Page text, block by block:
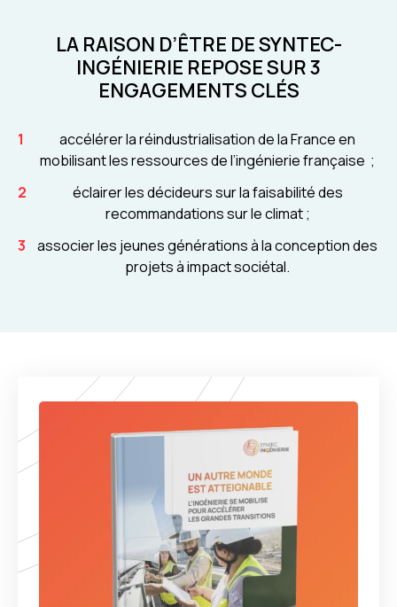
LA RAISON D’ÊTRE DE SYNTEC-
INGÉNIERIE REPOSE SUR 3
ENGAGEMENTS CLÉS
accélérer la réindustrialisation de la France en
mobilisant les ressources de l’ingénierie française ;
éclairer les décideurs sur la faisabilité des
recommandations sur le climat ;
associer les jeunes générations à la conception des
projets à impact sociétal.